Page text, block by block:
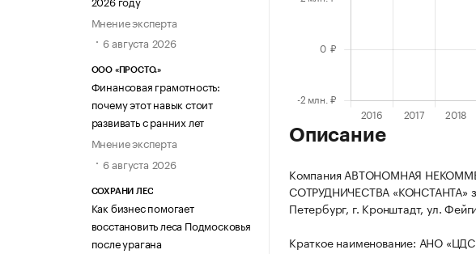
Мнение эксперта
6 августа 2026
ООО «ПРОСТО.»
Финансовая грамотность:
почему этот навык стоит
развивать с ранних лет
Мнение эксперта
6 августа 2026
СОХРАНИ ЛЕС
Как бизнес помогает
восстановить леса Подмосковья
после урагана
Описание
Компания АВТОНОМНАЯ
СОТРУДНИЧЕСТВА «КОНСТАНТА»
Петербург, г. Кронштадт, ул.
Краткое наименование: АНО